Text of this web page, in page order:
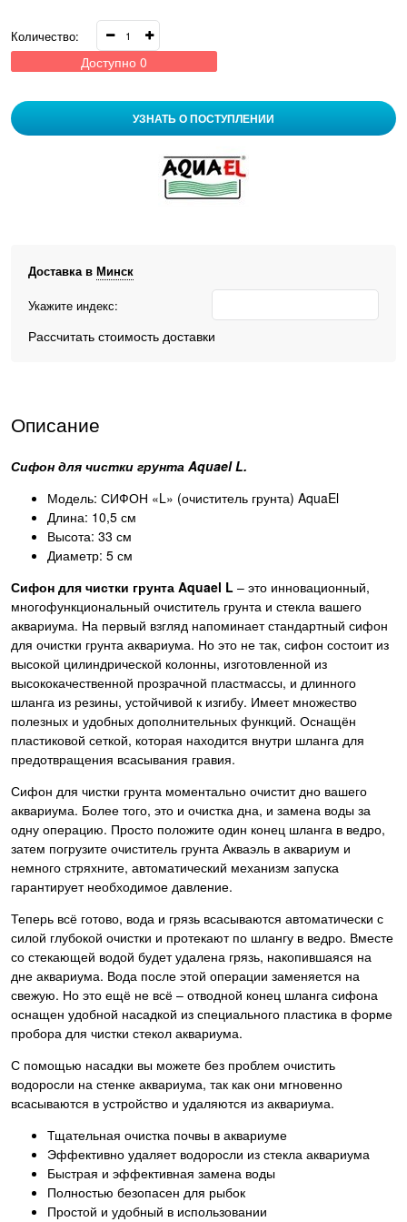
Количество:
Доступно 0
УЗНАТЬ О ПОСТУПЛЕНИИ
Доставка в Минск
Укажите индекс:
Рассчитать стоимость доставки
Описание
Сифон для чистки грунта Aquael L.
Модель: СИФОН «L» (очиститель грунта) AquaEl
Длина: 10,5 см
Высота: 33 см
Диаметр: 5 см
Сифон для чистки грунта Aquael L – это инновационный,
многофункциональный очиститель грунта и стекла вашего
аквариума. На первый взгляд напоминает стандартный сифон
для очистки грунта аквариума. Но это не так, сифон состоит из
высокой цилиндрической колонны, изготовленной из
высококачественной прозрачной пластмассы, и длинного
шланга из резины, устойчивой к изгибу. Имеет множество
полезных и удобных дополнительных функций. Оснащён
пластиковой сеткой, которая находится внутри шланга для
предотвращения всасывания гравия.
Сифон для чистки грунта моментально очистит дно вашего
аквариума. Более того, это и очистка дна, и замена воды за
одну операцию. Просто положите один конец шланга в ведро,
затем погрузите очиститель грунта Акваэль в аквариум и
немного стряхните, автоматический механизм запуска
гарантирует необходимое давление.
Теперь всё готово, вода и грязь всасываются автоматически с
силой глубокой очистки и протекают по шлангу в ведро. Вместе
со стекающей водой будет удалена грязь, накопившаяся на
дне аквариума. Вода после этой операции заменяется на
свежую. Но это ещё не всё – отводной конец шланга сифона
оснащен удобной насадкой из специального пластика в форме
пробора для чистки стекол аквариума.
С помощью насадки вы можете без проблем очистить
водоросли на стенке аквариума, так как они мгновенно
всасываются в устройство и удаляются из аквариума.
Тщательная очистка почвы в аквариуме
Эффективно удаляет водоросли из стекла аквариума
Быстрая и эффективная замена воды
Полностью безопасен для рыбок
Простой и удобный в использовании